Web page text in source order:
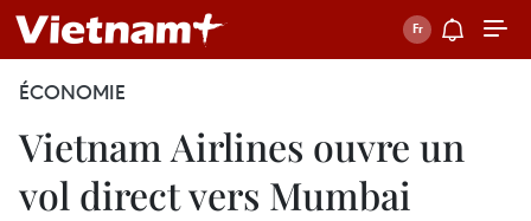
ÉCONOMIE
Vietnam Airlines ouvre un
vol direct vers Mumbai